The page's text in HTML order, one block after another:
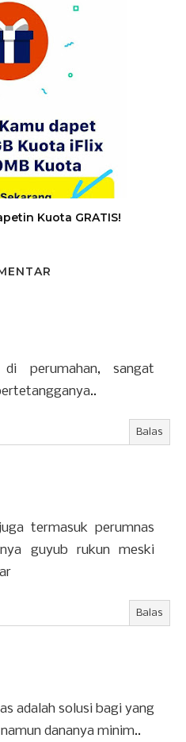
Kuota GRATIS!
perumahan, sangat
Balas
termasuk perumnas
guyub rukun meski
Balas
adalah solusi bagi yang
dananya minim..